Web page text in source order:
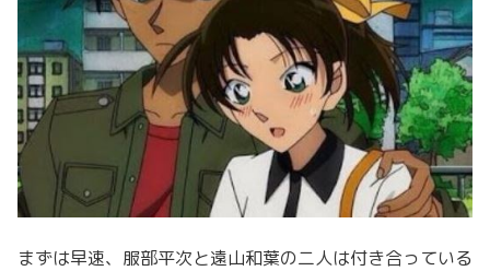
まずは早速、服部平次と遠山和葉の二人は付き合っている